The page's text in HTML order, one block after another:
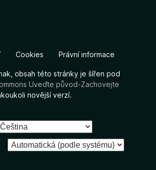
Cookies Právní informace
obsah této stránky je šířen pod
Uveďte původ-Zachovejte
novější verzí.